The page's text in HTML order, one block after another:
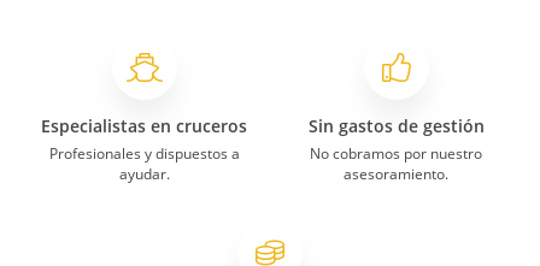
Especialistas en cruceros
Profesionales y dispuestos a
ayudar.
Sin gastos de gestión
No cobramos por nuestro
asesoramiento.